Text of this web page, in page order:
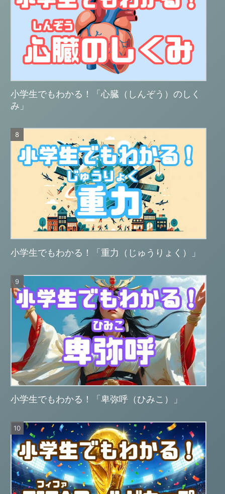
小学生でもわかる！「心臓（しんぞう）のしく
み」
小学生でもわかる！「重力（じゅうりょく）」
小学生でもわかる！「卑弥呼（ひみこ）」